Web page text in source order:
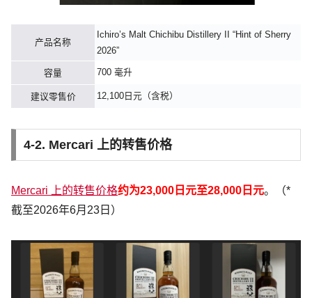
产品名称
Ichiro’s Malt Chichibu Distillery II “Hint of Sherry
2026”
容量 700 毫升
建议零售价 12,100日元（含税）
4-2. Mercari 上的转售价格
Mercari 上的转售价格约为23,000日元至28,000日元。（*
截至2026年6月23日）